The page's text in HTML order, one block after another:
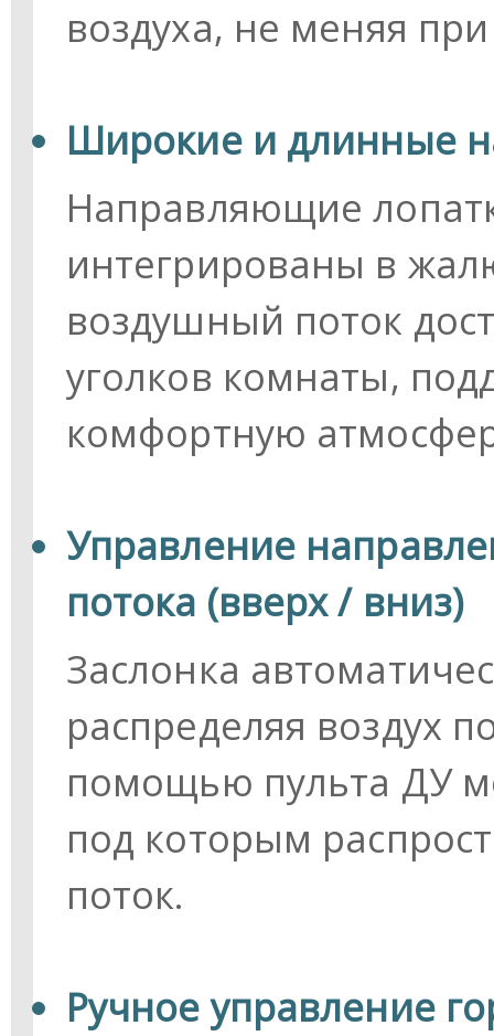
воздуха, не меняя
Широкие и длинные
Направляющие
интегрированы в
воздушный поток
уголков комнаты,
комфортную
Управление
потока (вверх / вниз)
Заслонка
распределяя воздух
помощью пульта ДУ
под которым
поток.
Ручное управление